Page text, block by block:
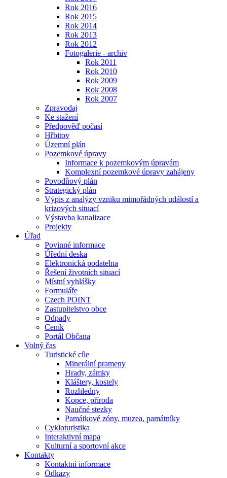
Rok 2016
Rok 2015
Rok 2014
Rok 2013
Rok 2012
Fotogalerie - archiv
Rok 2011
Rok 2010
Rok 2009
Rok 2008
Rok 2007
Zpravodaj
Ke stažení
Předpověď počasí
Hřbitov
Územní plán
Pozemkové úpravy
Informace k pozemkovým úpravám
Komplexní pozemkové úpravy zahájeny
Povodňový plán
Strategický plán
Výpis z analýzy vzniku mimořádných událostí a
krizových situací
Výstavba kanalizace
Projekty
Úřad
Povinné informace
Úřední deska
Elektronická podatelna
Řešení životních situací
Místní vyhlášky
Formuláře
Czech POINT
Zastupitelstvo obce
Odpady
Ceník
Portál Občana
Volný čas
Turistické cíle
Minerální prameny
Hrady, zámky
Kláštery, kostely
Rozhledny
Kopce, příroda
Naučné stezky
Památkové zóny, muzea, památníky
Cykloturistika
Interaktivní mapa
Kulturní a sportovní akce
Kontakty
Kontaktní informace
Odkazy